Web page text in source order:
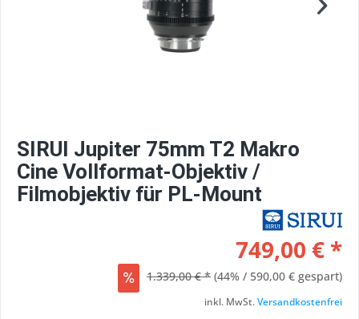
SIRUI Jupiter 75mm T2 Makro
Cine Vollformat-Objektiv /
Filmobjektiv für PL-Mount
749,00 € *
1.339,00 € * (44% / 590,00 € gespart)
inkl. MwSt.Versandkostenfrei